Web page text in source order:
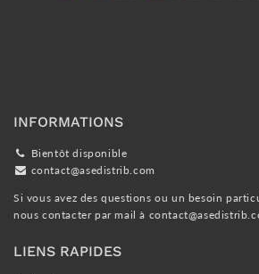
INFORMATIONS
Bientôt disponible
contact@asedistrib.com
Si vous avez des questions ou un besoin
nous contacter par mail à
LIENS RAPIDES